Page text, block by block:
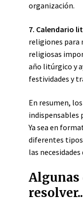
organización.
7. Calendario
religiones para
religiosas
año litúrgico y
festividades y
En resumen,
indispensables
Ya sea en
diferentes
las
Algunas
resolver..